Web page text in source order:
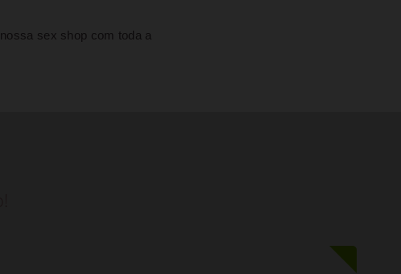
sex shop com toda a